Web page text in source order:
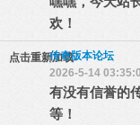
欢！
点击重新加载传奇版本论坛
2026-5-14
有没有信誉的
等！